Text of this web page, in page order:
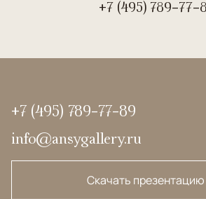
+7 (495) 789-77-
+7 (495) 789-77-89
info@ansygallery.ru
Скачать презентацию